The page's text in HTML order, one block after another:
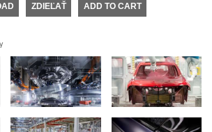
ZDIEĽAŤ ADD TO CART